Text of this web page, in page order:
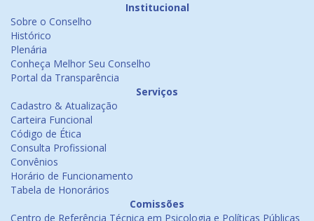
Institucional
Sobre o Conselho
Histórico
Plenária
Conheça Melhor Seu Conselho
Portal da Transparência
Serviços
Cadastro & Atualização
Carteira Funcional
Código de Ética
Consulta Profissional
Convênios
Horário de Funcionamento
Tabela de Honorários
Comissões
Centro de Referência Técnica em Psicologia e Políticas Públicas